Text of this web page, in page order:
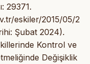
29371.
eskiler/2015/05/2
Şubat 2024).
Kontrol ve
Değişiklik